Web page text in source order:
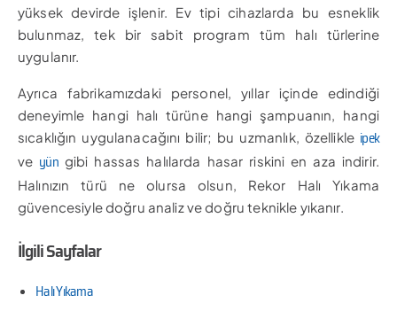
yüksek devirde işlenir. Ev tipi cihazlarda bu esneklik
bulunmaz, tek bir sabit program tüm halı türlerine
uygulanır.
Ayrıca fabrikamızdaki personel, yıllar içinde edindiği
deneyimle hangi halı türüne hangi şampuanın, hangi
sıcaklığın uygulanacağını bilir; bu uzmanlık, özellikle ipek
ve yüngibi hassas halılarda hasar riskini en aza indirir.
Halınızın türü ne olursa olsun, Rekor Halı Yıkama
güvencesiyle doğru analiz ve doğru teknikle yıkanır.
İlgili Sayfalar
Halı Yıkama